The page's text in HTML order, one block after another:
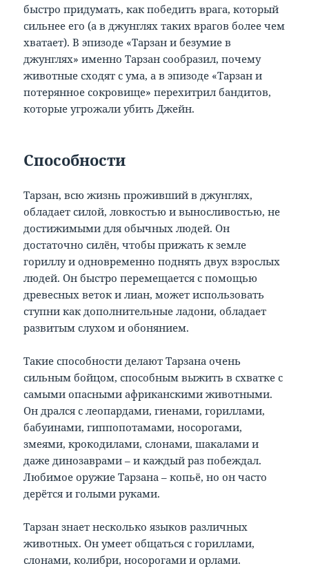
быстро придумать, как победить врага, который
сильнее его (а в джунглях таких врагов более чем
хватает). В эпизоде «Тарзан и безумие в
джунглях» именно Тарзан сообразил, почему
животные сходят с ума, а в эпизоде «Тарзан и
потерянное сокровище» перехитрил бандитов,
которые угрожали убить Джейн.
Способности
Тарзан, всю жизнь проживший в джунглях,
обладает силой, ловкостью и выносливостью, не
достижимыми для обычных людей. Он
достаточно силён, чтобы прижать к земле
гориллу и одновременно поднять двух взрослых
людей. Он быстро перемещается с помощью
древесных веток и лиан, может использовать
ступни как дополнительные ладони, обладает
развитым слухом и обонянием.
Такие способности делают Тарзана очень
сильным бойцом, способным выжить в схватке с
самыми опасными африканскими животными.
Он дрался с леопардами, гиенами, гориллами,
бабуинами, гиппопотамами, носорогами,
змеями, крокодилами, слонами, шакалами и
даже динозаврами – и каждый раз побеждал.
Любимое оружие Тарзана – копьё, но он часто
дерётся и голыми руками.
Тарзан знает несколько языков различных
животных. Он умеет общаться с гориллами,
слонами, колибри, носорогами и орлами.